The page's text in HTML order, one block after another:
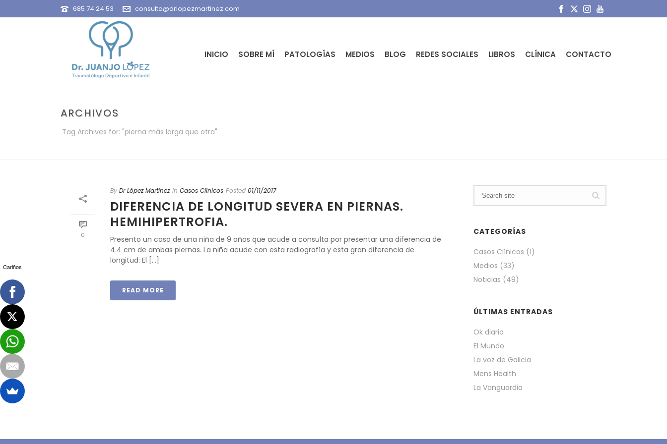
685 74 24 53 consulta@drlopezmartinez.com
INICIO SOBRE MÍ PATOLOGÍAS MEDIOS BLOG REDES SOCIALES LIBROS CLÍNICA CONTACTO
ARCHIVOS
Tag Archives for: "pierna más larga que otra"
0
By Dr López Martinez In Casos Clínicos Posted 01/11/2017
DIFERENCIA DE LONGITUD SEVERA EN PIERNAS.
HEMIHIPERTROFIA.
Presento un caso de una niña de 9 años que acude a consulta por presentar una diferencia de
4.4 cm de ambas piernas. La niña acude con esta radiografía y esta gran diferencia de
longitud: El [...]
READ MORE
CATEGORÍAS
Casos Clínicos (1)
Medios (33)
Noticias (49)
ÚLTIMAS ENTRADAS
Ok diario
El Mundo
La voz de Galicia
Mens Health
La Vanguardia
Cariños